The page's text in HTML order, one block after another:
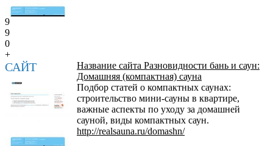
9
9
0
+
САЙТ
Название сайта Разновидности бань и саун:
Домашняя (компактная) сауна
Подбор статей о компактных саунах:
строительство мини-сауны в квартире,
важные аспекты по уходу за домашней
сауной, виды компактных саун.
http://realsauna.ru/domashn/